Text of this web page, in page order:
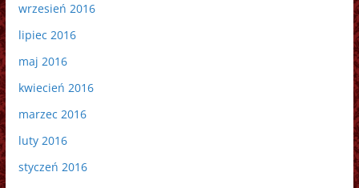
wrzesień 2016
lipiec 2016
maj 2016
kwiecień 2016
marzec 2016
luty 2016
styczeń 2016